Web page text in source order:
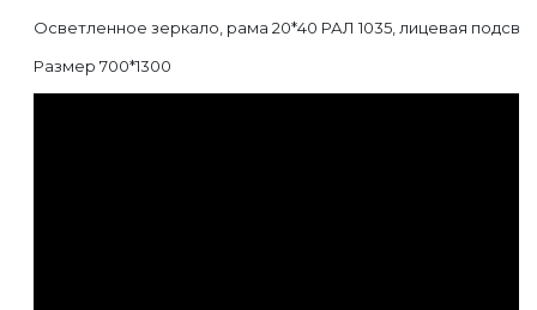
Осветленное зеркало, рама 20*40 РАЛ 1035, лицевая
Размер 700*1300